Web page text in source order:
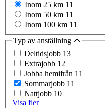
Inom 25 km 11
Inom 50 km 11
Inom 100 km 11
Typ av anställning
Deltidsjobb 13
Extrajobb 12
Jobba hemifrån 11
Sommarjobb 11
Nattjobb 10
Visa fler